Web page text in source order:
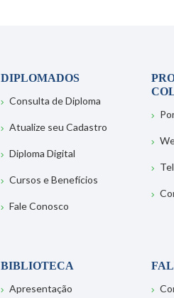
DIPLOMADOS
Consulta de Diploma
Atualize seu Cadastro
Diploma Digital
Cursos e Benefícios
Fale Conosco
BIBLIOTECA
Apresentação